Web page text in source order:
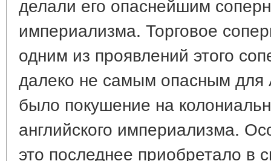
империализма. Торговое
одним из проявлений этого
далеко не самым опасным для
было покушение на
английского империализма.
это последнее приобретало в